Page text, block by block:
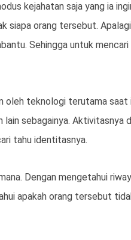
kejahatan saja yang ia
siapa orang tersebut.
Sehingga untuk
oleh teknologi terutama
lain sebagainya. Aktivitasnya
tahu identitasnya.
Dengan mengetahui
apakah orang tersebut